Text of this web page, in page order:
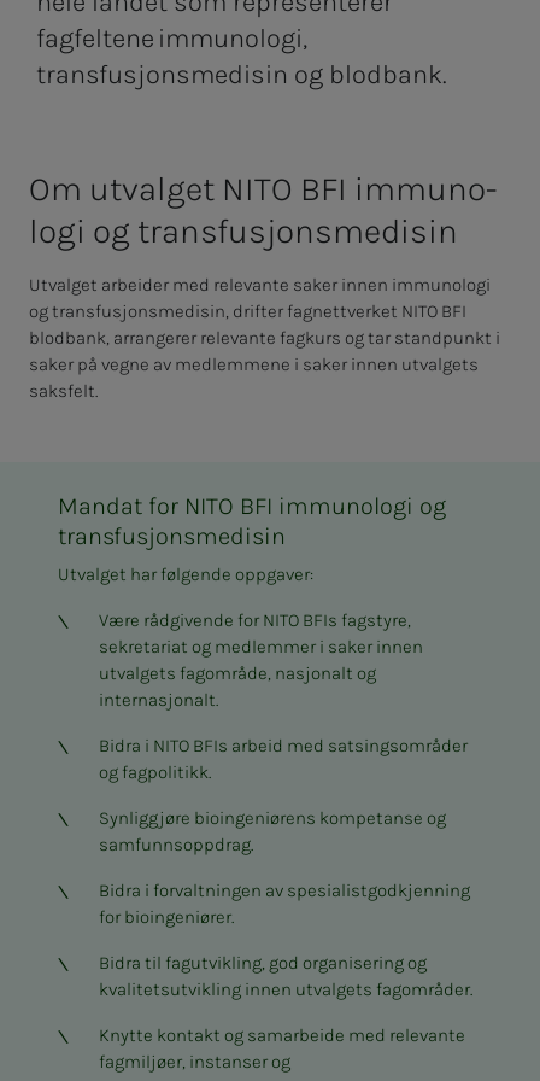
fagfeltene immunologi,
transfusjonsmedisin og blodbank.
Om ut­val­­­get NITO BFI im­­­mu­­­no­
lo­­­gi og trans­­­fu­­­sjons­­­­­me­­­di­­­sin
Utvalget arbeider med relevante saker innen immunologi
og transfusjonsmedisin, drifter fagnettverket NITO BFI
blodbank, arrangerer relevante fagkurs og tar standpunkt i
saker på vegne av medlemmene i saker innen utvalgets
saksfelt.
Mandat for NITO BFI immunologi og
transfusjonsmedisin
Utvalget har følgende oppgaver:
Være rådgivende for NITO BFIs fagstyre,
sekretariat og medlemmer i saker innen
utvalgets fagområde, nasjonalt og
internasjonalt.
Bidra i NITO BFIs arbeid med satsingsområder
og fagpolitikk.
Synliggjøre bioingeniørens kompetanse og
samfunnsoppdrag.
Bidra i forvaltningen av spesialistgodkjenning
for bioingeniører.
Bidra til fagutvikling, god organisering og
kvalitetsutvikling innen utvalgets fagområder.
Knytte kontakt og samarbeide med relevante
fagmiljøer, instanser og